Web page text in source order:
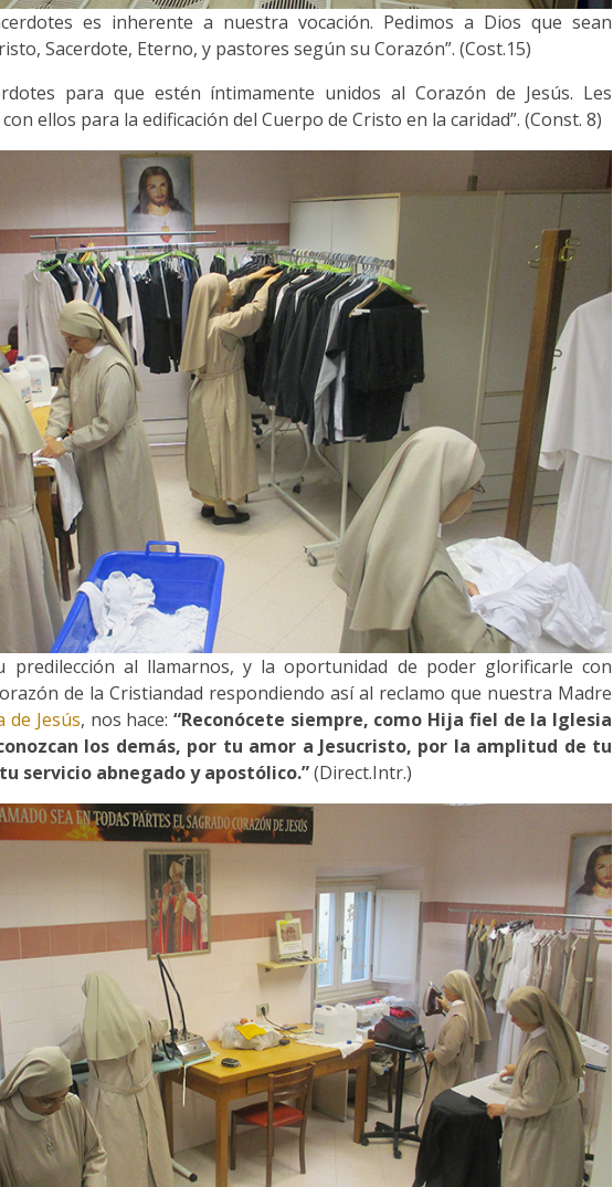
es inherente a nuestra vocación. Pedimos a Dios que sean
Sacerdote, Eterno, y pastores según su Corazón”. (Cost.15)
para que estén íntimamente unidos al Corazón de Jesús. Les
ellos para la edificación del Cuerpo de Cristo en la caridad”. (Const. 8)
predilección al llamarnos, y la oportunidad de poder glorificarle con
de la Cristiandad respondiendo así al reclamo que nuestra Madre
de Jesús, nos hace:“Reconócete siempre, como Hija fiel de la Iglesia
los demás, por tu amor a Jesucristo, por la amplitud de tu
servicio abnegado y apostólico.”(Direct.Intr.)